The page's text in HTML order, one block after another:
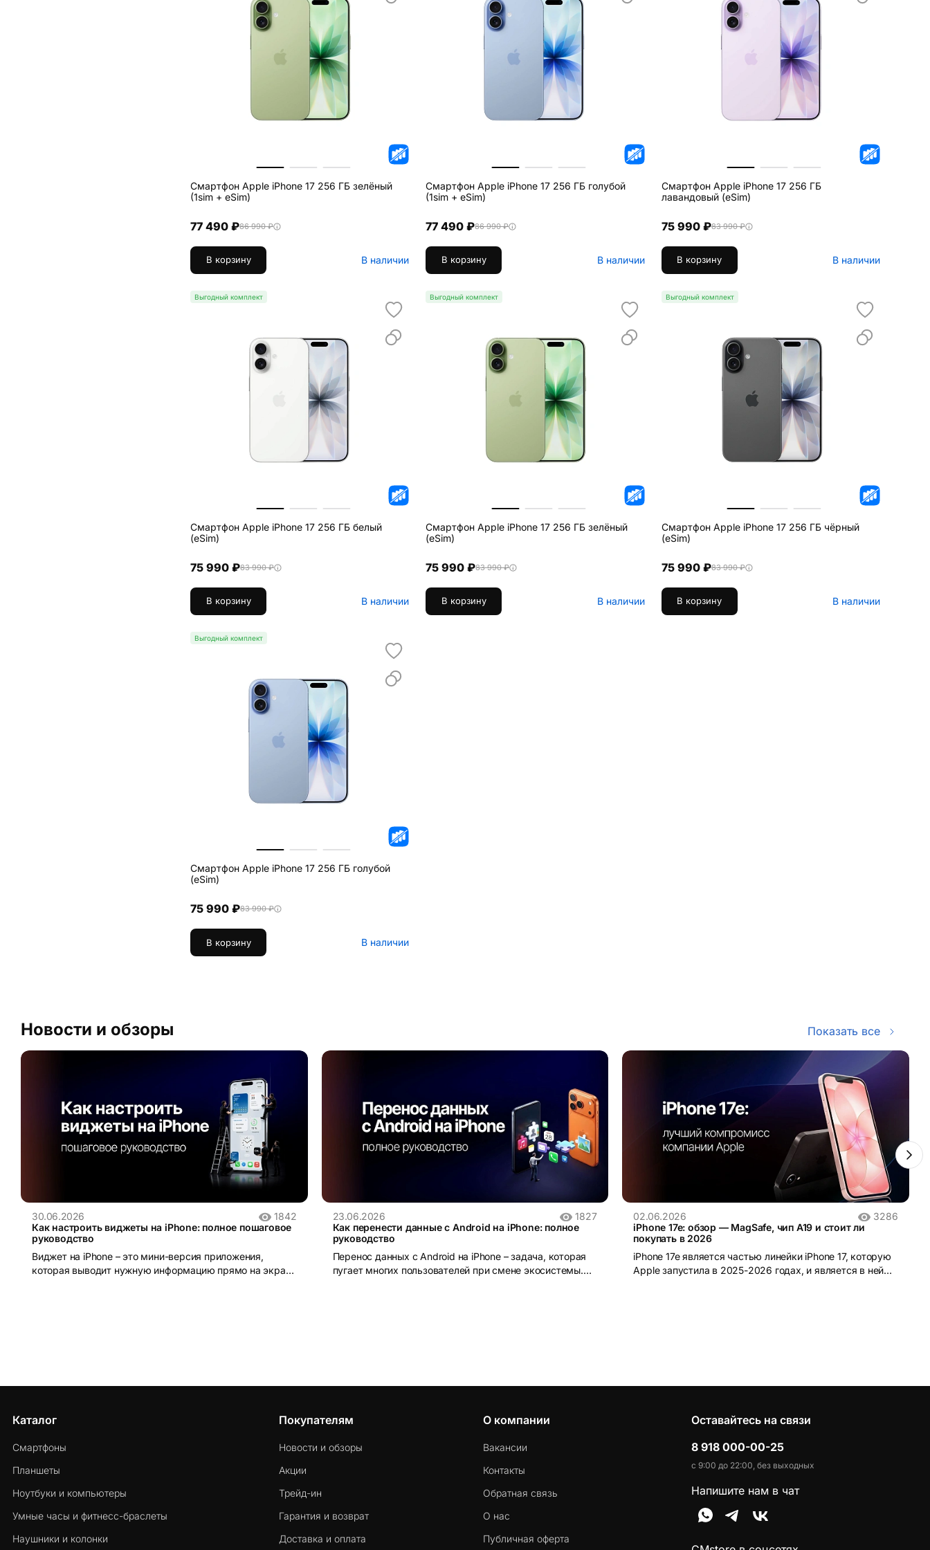
Смартфон Apple iPhone 17 256 ГБ зелёный
(1sim + eSim)
77 490 ₽86 990 ₽
В корзину В наличии
Смартфон Apple iPhone 17 256 ГБ голубой
(1sim + eSim)
77 490 ₽86 990 ₽
В корзину В наличии
Смартфон Apple iPhone 17 256 ГБ
лавандовый (eSim)
75 990 ₽83 990 ₽
В корзину В наличии
Выгодный комплект
Смартфон Apple iPhone 17 256 ГБ белый
(eSim)
75 990 ₽83 990 ₽
В корзину В наличии
Выгодный комплект
Смартфон Apple iPhone 17 256 ГБ зелёный
(eSim)
75 990 ₽83 990 ₽
В корзину В наличии
Выгодный комплект
Смартфон Apple iPhone 17 256 ГБ чёрный
(eSim)
75 990 ₽83 990 ₽
В корзину В наличии
Выгодный комплект
Смартфон Apple iPhone 17 256 ГБ голубой
(eSim)
75 990 ₽83 990 ₽
В корзину В наличии
Новости и обзоры Показать все
30.06.2026
1842
Как настроить виджеты на iPhone: полное пошаговое
руководство
Виджет на iPhone – это мини-версия приложения,
которая выводит нужную информацию прямо на экран
23.06.2026
1827
Как перенести данные с Android на iPhone: полное
руководство
Перенос данных с Android на iPhone – задача, которая
пугает многих пользователей при смене экосистемы.
02.06.2026
3286
iPhone 17e: обзор — MagSafe, чип A19 и стоит ли
покупать в 2026
iPhone 17e является частью линейки iPhone 17, которую
Apple запустила в 2025-2026 годах, и является в ней
Каталог
Смартфоны
Планшеты
Ноутбуки и компьютеры
Умные часы и фитнесс-браслеты
Наушники и колонки
Покупателям
Новости и обзоры
Акции
Трейд-ин
Гарантия и возврат
Доставка и оплата
О компании
Вакансии
Контакты
Обратная связь
О нас
Публичная оферта
Оставайтесь на связи
8 918 000-00-25
с 9:00 до 22:00, без выходных
Напишите нам в чат